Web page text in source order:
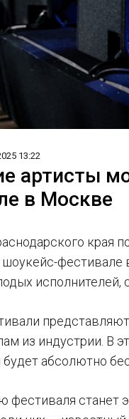
13:22
артисты
в Москве
края
фестивале
исполнителей,
из индустрии. В
будет абсолютно
фестиваля станет